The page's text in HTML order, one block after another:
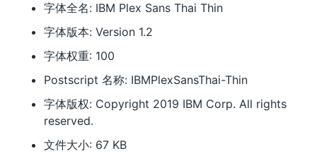
字体全名: IBM Plex Sans Thai Thin
字体版本: Version 1.2
字体权重: 100
Postscript 名称: IBMPlexSansThai-Thin
字体版权: Copyright 2019 IBM Corp. All rights
reserved.
文件大小: 67 KB